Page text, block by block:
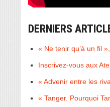
DERNIERS
« Ne tenir qu’à un fil
Inscrivez-vous aux
« Advenir entre les
« Tanger. Pourquoi